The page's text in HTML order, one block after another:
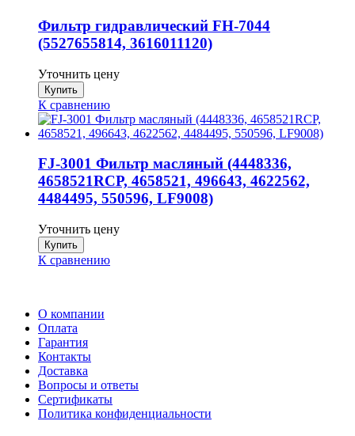
Фильтр гидравлический FH-7044
(5527655814, 3616011120)
Уточнить цену
К сравнению
FJ-3001 Фильтр масляный (4448336,
4658521RCP, 4658521, 496643, 4622562,
4484495, 550596, LF9008)
Уточнить цену
К сравнению
О компании
Оплата
Гарантия
Контакты
Доставка
Вопросы и ответы
Сертификаты
Политика конфиденциальности